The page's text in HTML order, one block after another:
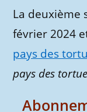
La deuxième
février 2024
pays des
pays des